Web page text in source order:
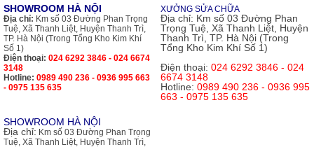
SHOWROOM HÀ NỘI
Địa chỉ: Km số 03 Đường Phan Trọng
Tuệ, Xã Thanh Liệt, Huyện Thanh Trì,
TP. Hà Nội (Trong Tổng Kho Kim Khí
Số 1)
Điện thoại: 024 6292 3846 - 024 6674
3148
Hotline: 0989 490 236 - 0936 995 663
- 0975 135 635
XƯỞNG SỬA CHỮA
Địa chỉ: Km số 03 Đường Phan
Trọng Tuệ, Xã Thanh Liệt, Huyện
Thanh Trì, TP. Hà Nội (Trong
Tổng Kho Kim Khí Số 1)
Điện thoại: 024 6292 3846 - 024
6674 3148
Hotline: 0989 490 236 - 0936 995
663 - 0975 135 635
SHOWROOM HÀ NỘI
Địa chỉ: Km số 03 Đường Phan Trọng
Tuệ, Xã Thanh Liệt, Huyện Thanh Trì,